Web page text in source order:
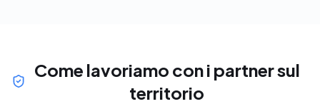
Come lavoriamo con i partner sul
territorio